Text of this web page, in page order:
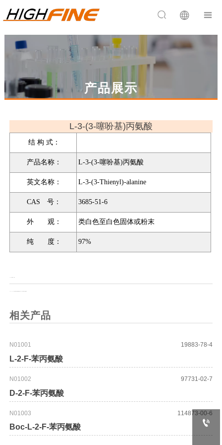
 
产品展示
L-3-(3-噻吩基)丙氨酸
结 构 式：
产品名称： L-3-(3-噻吩基)丙氨酸
英文名称： L-3-(3-Thienyl)-alanine
CAS 号： 3685-51-6
外 观： 类白色至白色固体或粉末
纯 度： 97%
相关产品
N01001
L-2-F-苯丙氨酸
19883-78-4
N01002
D-2-F-苯丙氨酸
97731-02-7
N01003
Boc-L-2-F-苯丙氨酸
114873-00-6
